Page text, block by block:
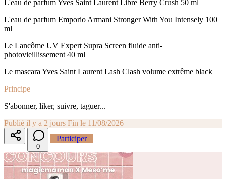
L'eau de parfum Yves Saint Laurent Libre Berry Crush 50 ml
L'eau de parfum Emporio Armani Stronger With You Intensely 100
ml
Le Lancôme UV Expert Supra Screen fluide anti-
photovieillissement 40 ml
Le mascara Yves Saint Laurent Lash Clash volume extrême black
Principe
S'abonner, liker, suivre, taguer...
Publié il y a 2 jours Fin le 11/08/2026
0
Participer